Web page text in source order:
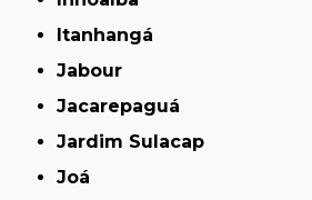
Itanhangá
Jabour
Jacarepaguá
Jardim Sulacap
Joá